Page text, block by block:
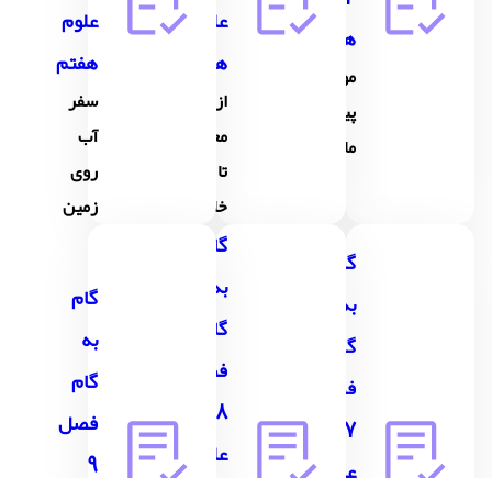
هفتم
مواد
پیرامون
ما
علوم
هفتم
از
معدن
تا
خانه
علوم
هفتم
سفر
آب
روی
زمین
گام
به
گام
فصل
7
گام
به
گام
فصل
8
علوم
گام
به
گام
فصل
9